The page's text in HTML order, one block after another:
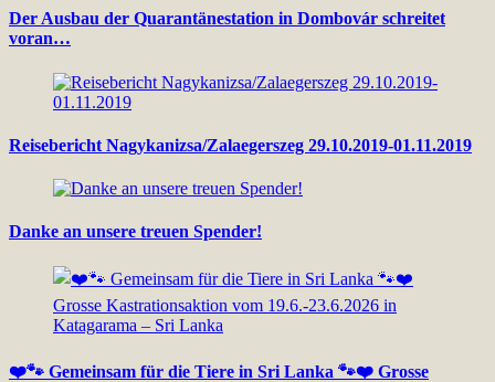
Der Ausbau der Quarantänestation in Dombovár schreitet
voran…
Reisebericht Nagykanizsa/Zalaegerszeg 29.10.2019-01.11.2019
Danke an unsere treuen Spender!
❤️🐾 Gemeinsam für die Tiere in Sri Lanka 🐾❤️ Grosse